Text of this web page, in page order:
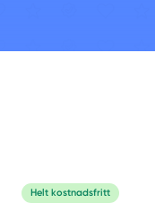
Helt kostnadsfritt